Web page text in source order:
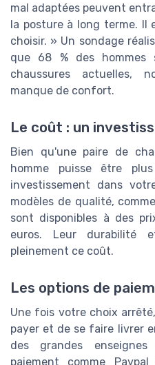
mal adaptées peuvent
la posture à long terme. Il
choisir. » Un sondage
que 68 % des
chaussures actuelles,
manque de confort.
Le coût : un
Bien qu'une paire de
homme puisse être
investissement dans
modèles de qualité,
sont disponibles à des
euros. Leur durabilité
pleinement ce coût.
Les options de
Une fois votre choix
payer et de se faire livrer
des grandes
paiement comme